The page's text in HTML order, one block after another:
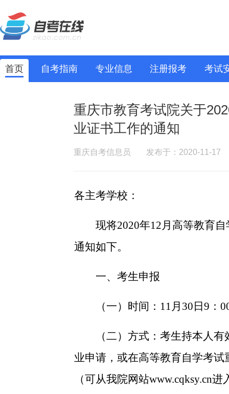
首页 自考指南 专业信息 注册报考 考试
重庆市教育考试院关于
业证书工作的通知
重庆自考信息员 发布于：2020-11-17
各主考学校：
现将2020年12月高等教育自
通知如下。
一、考生申报
（一）时间： 11月 30 日9 ：
（二）方式：考生持本人有
业申请，或在高等教育自学考
（可从我院网站www.cqksy.cn进